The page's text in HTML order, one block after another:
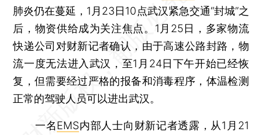
肺炎仍在蔓延，1月23日10点武汉紧急交通“封城”之
后，物资供给成为关注焦点。1月25日，多家物流
快递公司对财新记者确认，由于高速公路封路，物
流一度无法进入武汉，至1月24日下午开始已经恢
复，但需要经过严格的报备和消毒程序，体温检测
正常的驾驶人员可以进出武汉。
一名EMS内部人士向财新记者透露，从1月21